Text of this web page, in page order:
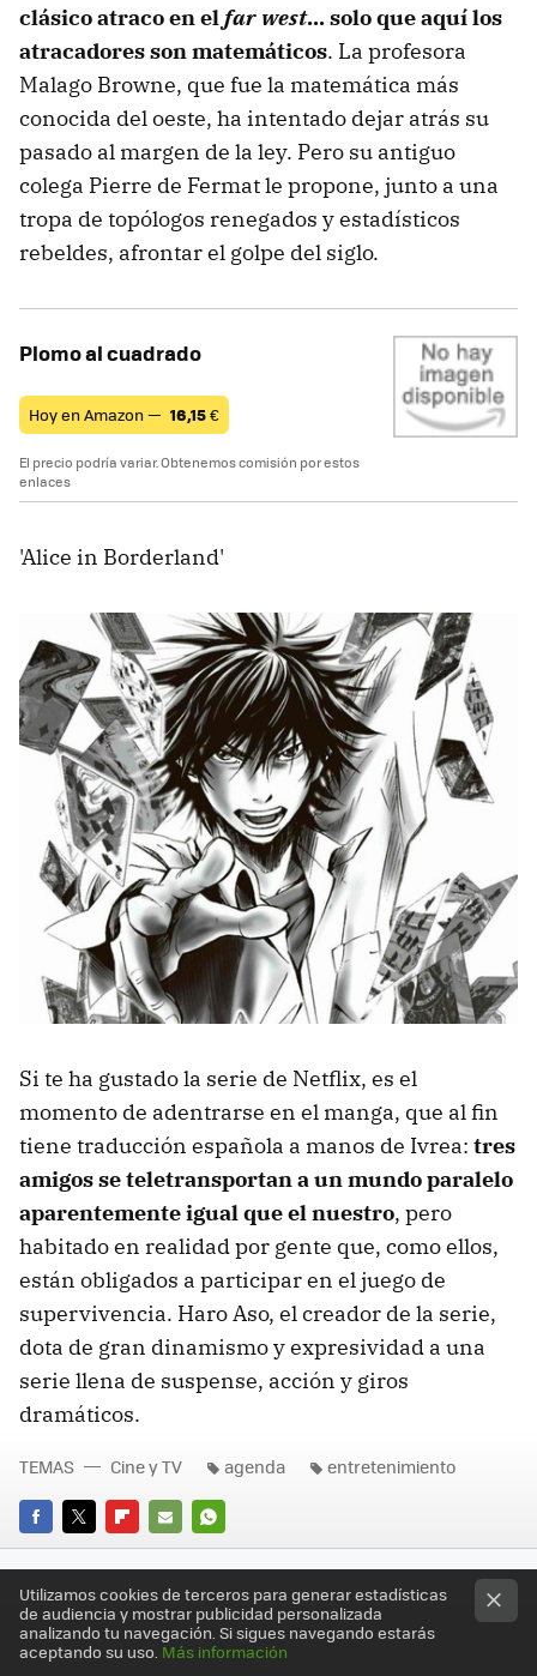
clásico atraco en elfar west... solo que aquí los
atracadores son matemáticos. La profesora
Malago Browne, que fue la matemática más
conocida del oeste, ha intentado dejar atrás su
pasado al margen de la ley. Pero su antiguo
colega Pierre de Fermat le propone, junto a una
tropa de topólogos renegados y estadísticos
rebeldes, afrontar el golpe del siglo.
Plomo al cuadrado
Hoy en Amazon — 16,15€
El precio podría variar. Obtenemos comisión por estos
enlaces
'Alice in Borderland'
Si te ha gustado la serie de Netflix, es el
momento de adentrarse en el manga, que al fin
tiene traducción española a manos de Ivrea: tres
amigos se teletransportan a un mundo paralelo
aparentemente igual que el nuestro, pero
habitado en realidad por gente que, como ellos,
están obligados a participar en el juego de
supervivencia. Haro Aso, el creador de la serie,
dota de gran dinamismo y expresividad a una
serie llena de suspense, acción y giros
dramáticos.
FACEBOOK
TWITTERFLIPBOARD
E-
MAIL
WHATSAPP
TEMAS Cine y TV agenda entretenimiento
Utilizamos cookies de terceros para generar estadísticas
de audiencia y mostrar publicidad personalizada
analizando tu navegación. Si sigues navegando estarás
aceptando su uso. Más información